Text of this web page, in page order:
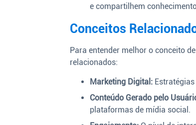
e compartilhem
Conceitos
Para entender melhor o conceito
relacionados:
Marketing Digital:
Conteúdo Gerado pelo
plataformas de mídia social.